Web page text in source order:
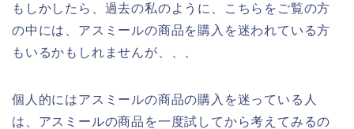
もしかしたら、過去の私のように、こちらをご覧の方
の中には、アスミールの商品を購入を迷われている方
もいるかもしれませんが、、、
個人的にはアスミールの商品の購入を迷っている人
は、アスミールの商品を一度試してから考えてみるの